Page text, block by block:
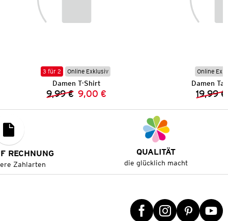
3 für 2 Online Exklusiv
Damen T-Shirt
Vorheriger Preis:
9,99 € Neuer Preis:
9,00 €
Online
Damen
19,99 €
RECHNUNG
Zahlarten
QUALITÄT
die glücklich macht